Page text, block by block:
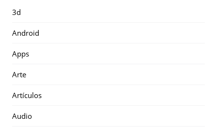
3d
Android
Apps
Arte
Artículos
Audio